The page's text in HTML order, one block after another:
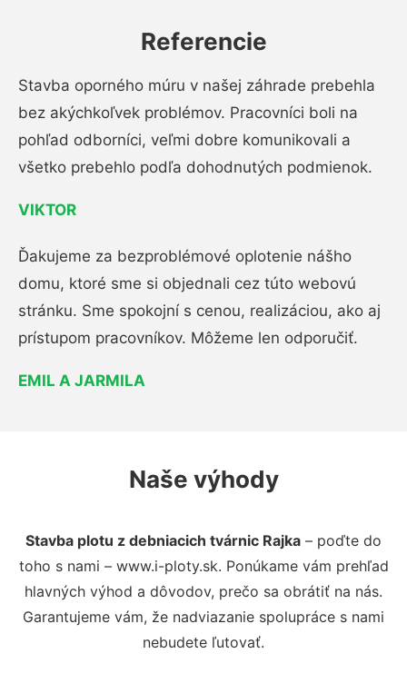
Referencie
Stavba oporného múru v našej záhrade prebehla
bez akýchkoľvek problémov. Pracovníci boli na
pohľad odborníci, veľmi dobre komunikovali a
všetko prebehlo podľa dohodnutých podmienok.
VIKTOR
Ďakujeme za bezproblémové oplotenie nášho
domu, ktoré sme si objednali cez túto webovú
stránku. Sme spokojní s cenou, realizáciou, ako aj
prístupom pracovníkov. Môžeme len odporučiť.
EMIL A JARMILA
Naše výhody
Stavba plotu z debniacich tvárnic Rajka – poďte do
toho s nami – www.i-ploty.sk. Ponúkame vám prehľad
hlavných výhod a dôvodov, prečo sa obrátiť na nás.
Garantujeme vám, že nadviazanie spolupráce s nami
nebudete ľutovať.